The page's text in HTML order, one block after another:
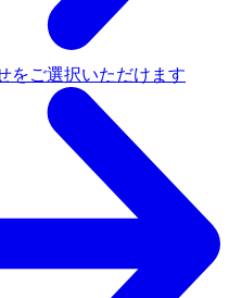
をご選択いただけます